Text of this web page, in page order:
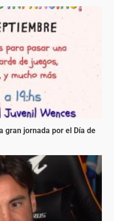
gran jornada por el Día de